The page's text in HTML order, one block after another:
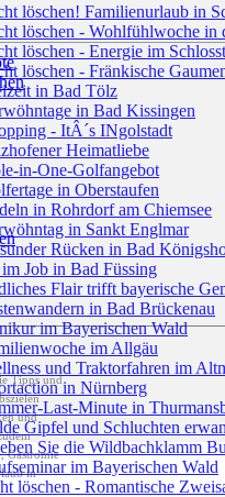
Tipps und
und
Gastromie
in
löschen! Familienurlaub in
löschen - Wohlfühlwoche in
löschen - Energie im
löschen - Fränkische
in Bad Tölz
in Bad Kissingen
- ItÂ´s INgolstadt
Heimatliebe
in-One-Golfangebot
in Oberstaufen
in Rohrdorf am Chiemsee
in Sankt Englmar
Rücken in Bad
Job in Bad Füssing
Flair trifft bayerische
in Bad Brückenau
im Bayerischen Wald
im Allgäu
und Traktorfahren im
in Nürnberg
Last-Minute in
Gipfel und Schluchten
Sie die Wildbachklamm
im Bayerischen Wald
löschen - Romantische